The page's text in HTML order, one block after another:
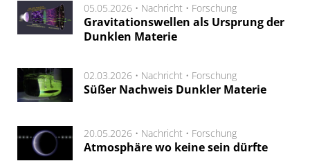
05.05.2026 • Nachricht • Forschung
Gravitationswellen als Ursprung der
Dunklen Materie
02.03.2026 • Nachricht • Forschung
Süßer Nachweis Dunkler Materie
20.05.2026 • Nachricht • Forschung
Atmosphäre wo keine sein dürfte